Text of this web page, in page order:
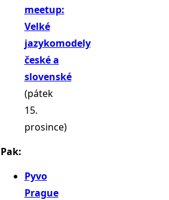
meetup:
Velké
jazykomodely
české a
slovenské
(pátek
15.
prosince)
Pak:
Pyvo
Prague